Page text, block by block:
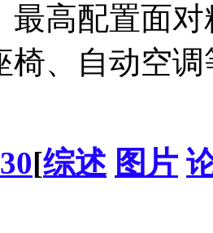
最高配置面
椅、自动空
[综述 图片